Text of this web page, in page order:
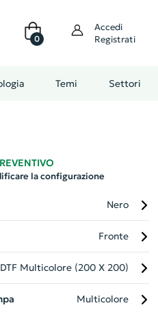
0
Accedi
Registrati
Temi Settori
la configurazione
Nero
Fronte
DTF Multicolore (200 X 200)
Multicolore